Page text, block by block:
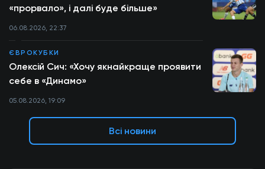
«прорвало», і далі буде більше»
06.08.2026, 22:37
ЄВРОКУБКИ
Олексій Сич: «Хочу якнайкраще проявити
себе в «Динамо»
05.08.2026, 19:09
Всі новини